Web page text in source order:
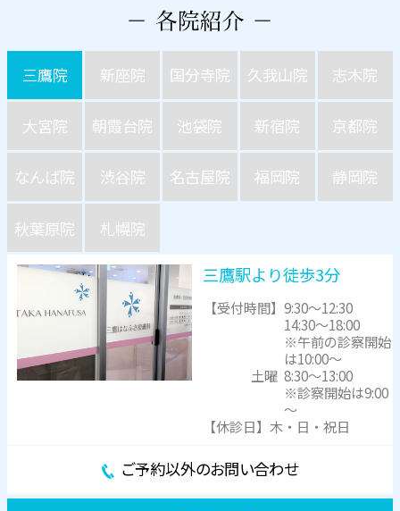
三鷹院 新座院 国分寺院 久我山院 志木院
大宮院 朝霞台院 池袋院 新宿院 京都院
なんば院 渋谷院 名古屋院 福岡院 静岡院
秋葉原院 札幌院
三鷹駅より徒歩3分
【受付時間】9:30～12:30
14:30～18:00
※午前の診察開始
は10:00～
土曜 8:30～13:00
※診察開始は9:00
～
【休診日】木・日・祝日
ご予約以外のお問い合わせ